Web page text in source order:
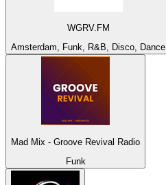
WGRV.FM
Amsterdam, Funk, R&B, Disco, Dance
Mad Mix - Groove Revival Radio
Funk